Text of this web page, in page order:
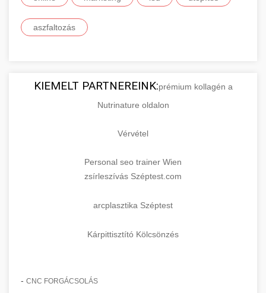
aszfaltozás
KIEMELT PARTNEREINK:prémium kollagén a
Nutrinature oldalon
Vérvétel
Personal seo trainer Wien
zsírleszívás Széptest.com
arcplasztika Széptest
Kárpittisztító Kölcsönzés
- CNC FORGÁCSOLÁS